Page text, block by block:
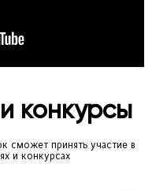
конкурсы
сможет принять участие в
и конкурсах